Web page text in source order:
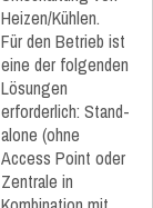
Heizen/Kühlen.
Für den Betrieb ist
eine der folgenden
Lösungen
erforderlich: Stand-
alone (ohne
Access Point oder
Zentrale in